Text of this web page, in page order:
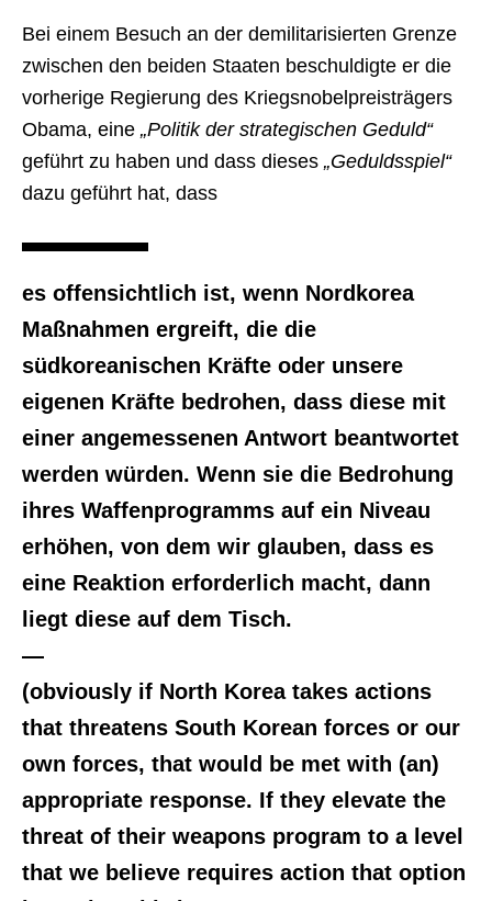
Bei einem Besuch an der demilitarisierten Grenze
zwischen den beiden Staaten beschuldigte er die
vorherige Regierung des Kriegsnobelpreisträgers
Obama, eine „Politik der strategischen Geduld“
geführt zu haben und dass dieses „Geduldsspiel“
dazu geführt hat, dass
es offensichtlich ist, wenn Nordkorea
Maßnahmen ergreift, die die
südkoreanischen Kräfte oder unsere
eigenen Kräfte bedrohen, dass diese mit
einer angemessenen Antwort beantwortet
werden würden. Wenn sie die Bedrohung
ihres Waffenprogramms auf ein Niveau
erhöhen, von dem wir glauben, dass es
eine Reaktion erforderlich macht, dann
liegt diese auf dem Tisch.
—
(obviously if North Korea takes actions
that threatens South Korean forces or our
own forces, that would be met with (an)
appropriate response. If they elevate the
threat of their weapons program to a level
that we believe requires action that option